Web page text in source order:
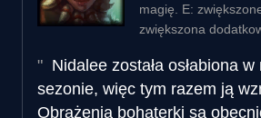
magię. E:
zwiększona
Nidalee została osłabiona w
sezonie, więc tym razem ją
Obrażenia bohaterki są